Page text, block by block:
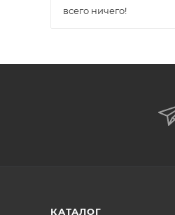
всего ничего!
КАТАЛОГ